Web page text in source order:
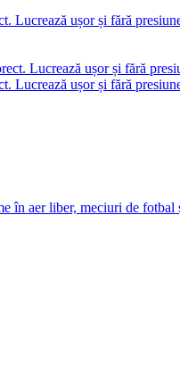
Lucrează ușor și fără
Lucrează ușor și fără
în aer liber, meciuri de fotbal